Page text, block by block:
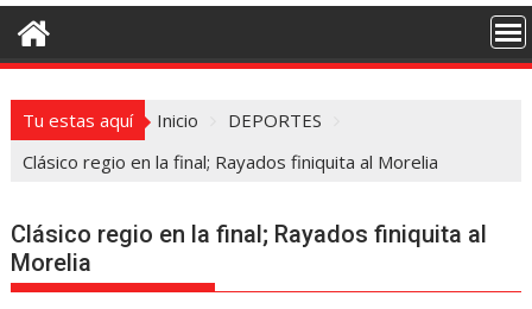
Tu estas aquí Inicio
DEPORTES
Clásico regio en la final; Rayados finiquita al Morelia
Clásico regio en la final; Rayados finiquita al
Morelia